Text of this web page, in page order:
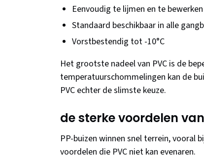
Eenvoudig te lijmen en te bewerken
Standaard beschikbaar in alle
Vorstbestendig tot -10°C
Het grootste nadeel van PVC is de
temperatuurschommelingen kan de
PVC echter de slimste keuze.
de sterke voordelen
PP-buizen winnen snel terrein, vooral
voordelen die PVC niet kan evenaren.